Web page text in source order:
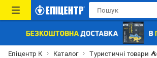
Епіцентр К Каталог Туристичні товари ⛺